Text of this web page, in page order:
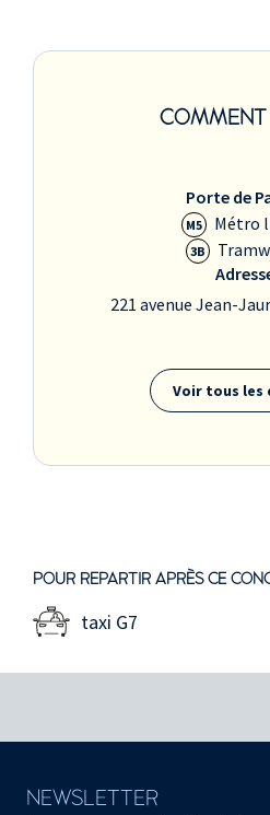
COMMENT
Porte de
M5 Métro
3B
221 avenue Jean-
Voir tous les
POUR REPARTIR APRÈS CE
taxi G7
NEWSLETTER